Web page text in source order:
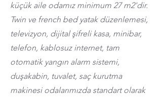
küçük aile odamız minimum 27 m2'dir.
Twin ve french bed yatak düzenlemesi,
televizyon, dijital şifreli kasa, minibar,
telefon, kablosuz internet, tam
otomatik yangın alarm sistemi,
duşakabin, tuvalet, saç kurutma
makinesi odalarımızda standart olarak